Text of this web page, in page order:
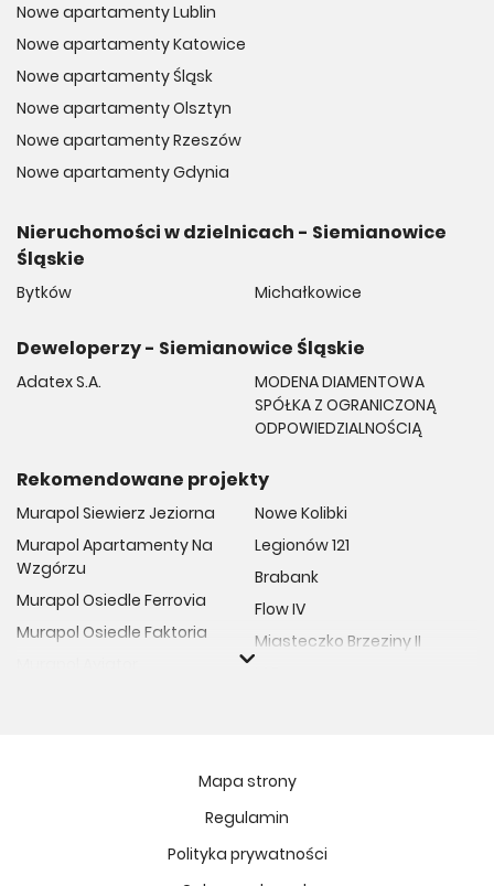
Nowe apartamenty Lublin
Nowe apartamenty Katowice
Nowe apartamenty Śląsk
Nowe apartamenty Olsztyn
Nowe apartamenty Rzeszów
Nowe apartamenty Gdynia
Nieruchomości w dzielnicach - Siemianowice
Śląskie
Bytków Michałkowice
Deweloperzy - Siemianowice Śląskie
Adatex S.A.
MODENA DIAMENTOWA
SPÓŁKA Z OGRANICZONĄ
ODPOWIEDZIALNOŚCIĄ
Rekomendowane projekty
Murapol Siewierz Jeziorna
Murapol Apartamenty Na
Wzgórzu
Murapol Osiedle Ferrovia
Murapol Osiedle Faktoria
Murapol Osiedle Szafirove
Nowe Kolibki
Legionów 121
Brabank
Flow IV
Miasteczko Brzeziny II
MIASTECZKO NOVA FALA
Mapa strony
Regulamin
Polityka prywatności